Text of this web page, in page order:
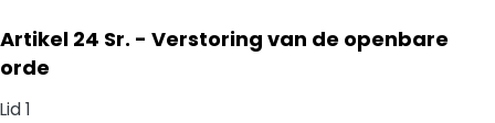
Artikel 24 Sr. - Verstoring van de openbare
orde
Lid 1